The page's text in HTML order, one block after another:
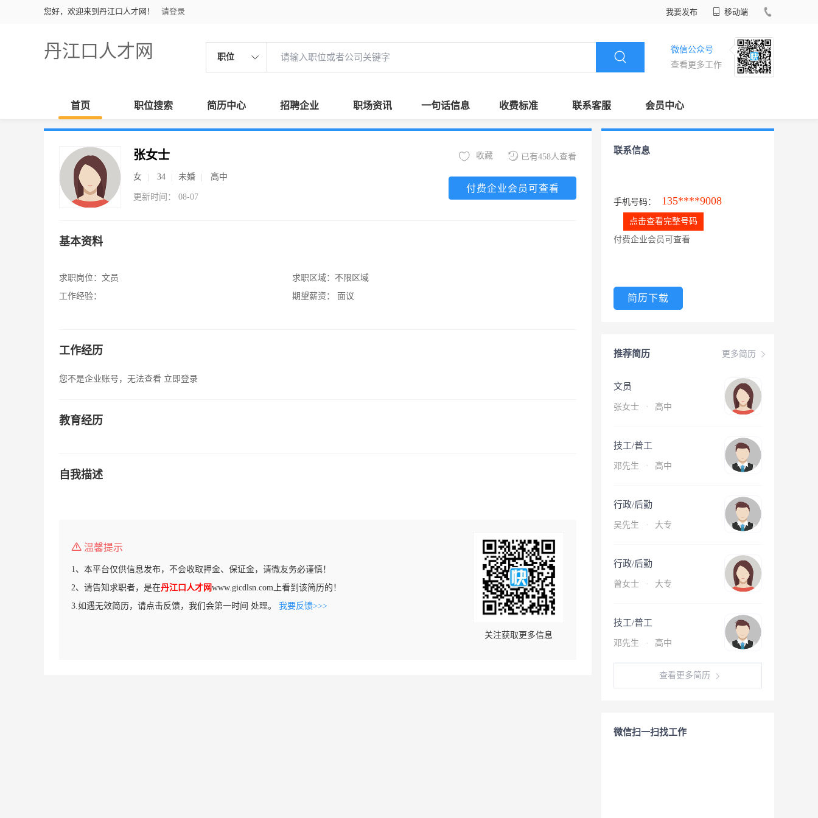
您好，欢迎来到丹江口人才网！ 请登录 我要发布 移动端
丹江口人才网 职位
微信公众号
查看更多工作
首页 职位搜索 简历中心 招聘企业 职场资讯 一句话信息 收费标准 联系客服 会员中心
张女士
女 34 未婚 高中
更新时间： 08-07
已有458人查看
收藏
付费企业会员可查看
基本资料
求职岗位： 文员
工作经验：
求职区域： 不限区域
期望薪资：
面议
工作经历
您不是企业账号，无法查看 立即登录
教育经历
自我描述
温馨提示
1、本平台仅供信息发布，不会收取押金、保证金，请微友务必谨慎！
2、请告知求职者，是在丹江口人才网www.gicdlsn.com上看到该简历的！
3.如遇无效简历，请点击反馈，我们会第一时间 处理。 我要反馈>>>
关注获取更多信息
联系信息
手机号码： 135****9008
点击查看完整号码
付费企业会员可查看
简历下载
更多简历
推荐简历
文员
张女士 · 高中
技工/普工
邓先生 · 高中
行政/后勤
吴先生 · 大专
行政/后勤
曾女士 · 大专
技工/普工
邓先生 · 高中
查看更多简历
微信扫一扫找工作